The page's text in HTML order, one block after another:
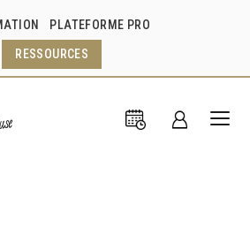
PLATEFORME PRO
RESSOURCES